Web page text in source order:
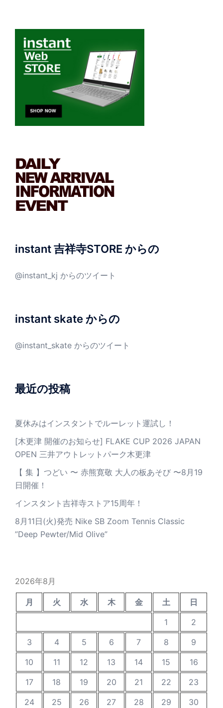
instant 吉祥寺STORE からの
@instant_kj からのツイート
instant skate からの
@instant_skate からのツイート
最近の投稿
夏休みはインスタントでルーレット運試し！
[木更津 開催のお知らせ] FLAKE CUP 2026 JAPAN
OPEN 三井アウトレットパーク木更津
【 集 】つどい 〜 赤熊寛敬 大人の板あそび 〜8月19
日開催！
インスタント吉祥寺ストア15周年！
8月11日(火)発売 Nike SB Zoom Tennis Classic
”Deep Pewter/Mid Olive”
2026年8月
月 火 水 木 金 土
日
1
2
3
4 5 6 7 8
9
10
11 12 13 14 15
16
17
18 19 20 21 22
23
24
25 26 27 28 29
30